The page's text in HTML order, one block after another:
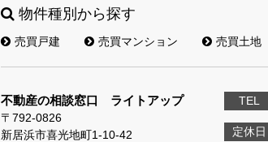
物件種別から探す
売買戸建 売買マンション 売買土地
不動産の相談窓口 ライトアップ
〒792-0826
新居浜市喜光地町1-10-42
TEL
定休日